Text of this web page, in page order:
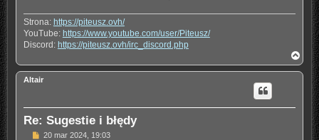
Strona: https://piteusz.ovh/
YouTube: https://www.youtube.com/user/Piteusz/
Discord: https://piteusz.ovh/irc_discord.php
a
g
Altair
Re: Sugestie i błędy
P20 mar 2024, 19:03